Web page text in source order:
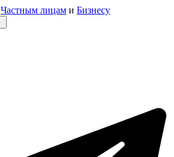
Частным лицам и Бизнесу